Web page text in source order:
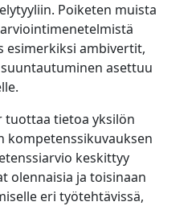
Poiketen muista
esimerkiksi ambivertit,
asettuu
tuottaa tietoa yksilön
kompetenssikuvauksen
keskittyy
olennaisia ja toisinaan
eri työtehtävissä,